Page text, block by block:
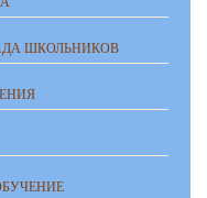
ШКОЛЬНИКОВ